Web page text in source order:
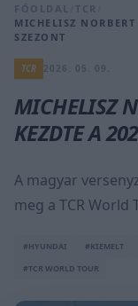
FŐOLDAL TCR
MICHELISZ
SZEZONT
TCR
MICHELISZ
KEZDTE A
A magyar
meg a TCR
#HYUNDAI #KIEMELT
#TCR WORLD TOUR